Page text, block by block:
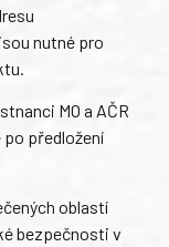
nutné pro
MO a AČR
předložení
oblastí
bezpečnosti v